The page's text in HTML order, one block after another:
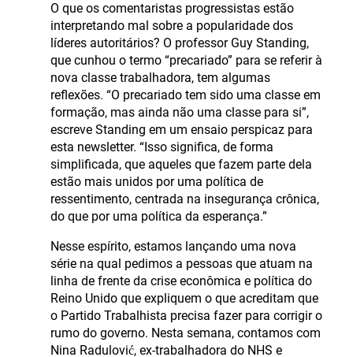
O que os comentaristas progressistas estão
interpretando mal sobre a popularidade dos
líderes autoritários? O professor Guy Standing,
que cunhou o termo “precariado” para se referir à
nova classe trabalhadora, tem algumas
reflexões. “O precariado tem sido uma classe em
formação, mas ainda não uma classe para si”,
escreve Standing em um ensaio perspicaz para
esta newsletter. “Isso significa, de forma
simplificada, que aqueles que fazem parte dela
estão mais unidos por uma política de
ressentimento, centrada na insegurança crônica,
do que por uma política da esperança.”
Nesse espírito, estamos lançando uma nova
série na qual pedimos a pessoas que atuam na
linha de frente da crise econômica e política do
Reino Unido que expliquem o que acreditam que
o Partido Trabalhista precisa fazer para corrigir o
rumo do governo. Nesta semana, contamos com
Nina Radulović, ex-trabalhadora do NHS e